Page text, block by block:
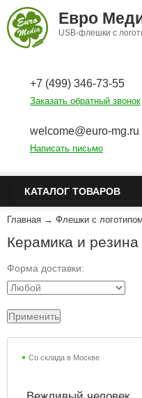
Перейти к основному
Евро
USB-флешки с
+7 (499) 346-73-55
Заказать обратный звонок
welcome@euro-mg.ru
Написать письмо
КАТАЛОГ ТОВАРОВ
Главная → Флешки с
Керамика и резина
Форма доставки:
Со склада в Москве